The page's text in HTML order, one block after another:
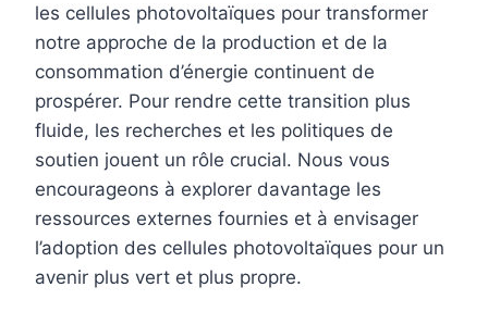
les cellules photovoltaïques pour transformer
notre approche de la production et de la
consommation d’énergie continuent de
prospérer. Pour rendre cette transition plus
fluide, les recherches et les politiques de
soutien jouent un rôle crucial. Nous vous
encourageons à explorer davantage les
ressources externes fournies et à envisager
l’adoption des cellules photovoltaïques pour un
avenir plus vert et plus propre.